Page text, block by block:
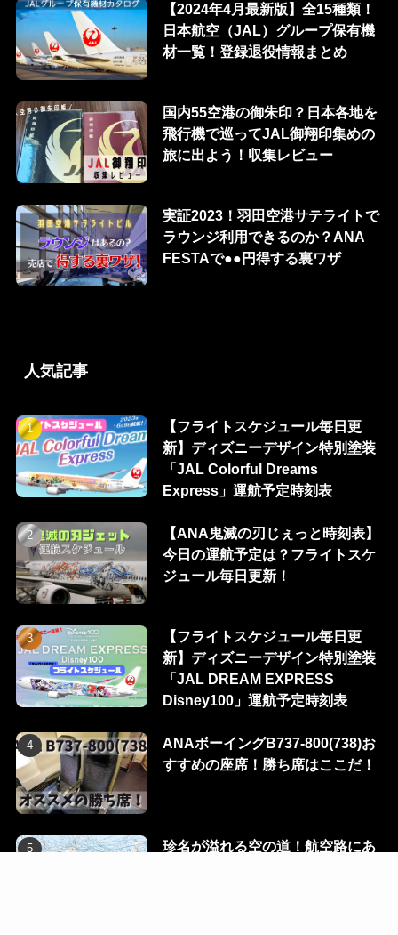
【2024年4月最新版】全15種類！
日本航空（JAL）グループ保有機
材一覧！登録退役情報まとめ
国内55空港の御朱印？日本各地を
飛行機で巡ってJAL御翔印集めの
旅に出よう！収集レビュー
実証2023！羽田空港サテライトで
ラウンジ利用できるのか？ANA
FESTAで●●円得する裏ワザ
人気記事
【フライトスケジュール毎日更
新】ディズニーデザイン特別塗装
「JAL Colorful Dreams
Express」運航予定時刻表
【ANA鬼滅の刃じぇっと時刻表】
今日の運航予定は？フライトスケ
ジュール毎日更新！
【フライトスケジュール毎日更
新】ディズニーデザイン特別塗装
「JAL DREAM EXPRESS
Disney100」運航予定時刻表
ANAボーイングB737-800(738)お
すすめの座席！勝ち席はここだ！
珍名が溢れる空の道！航空路にあ